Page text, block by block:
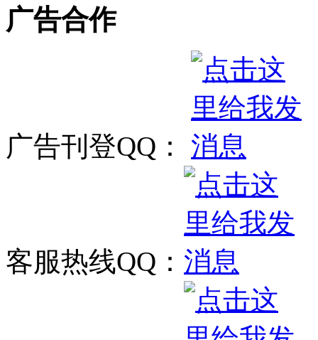
广告合作
广告刊登QQ：
客服热线QQ：